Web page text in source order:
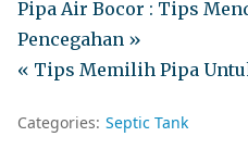
Pipa Air Bocor : Tips
Pencegahan »
« Tips Memilih Pipa
Categories: Septic Tank